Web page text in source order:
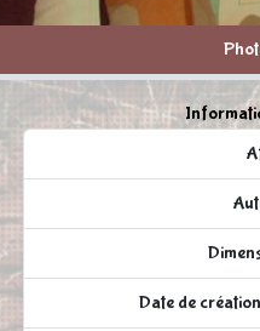
Date de